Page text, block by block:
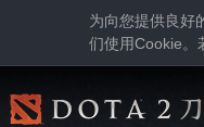
为向您提供良好
们使用Cookie。